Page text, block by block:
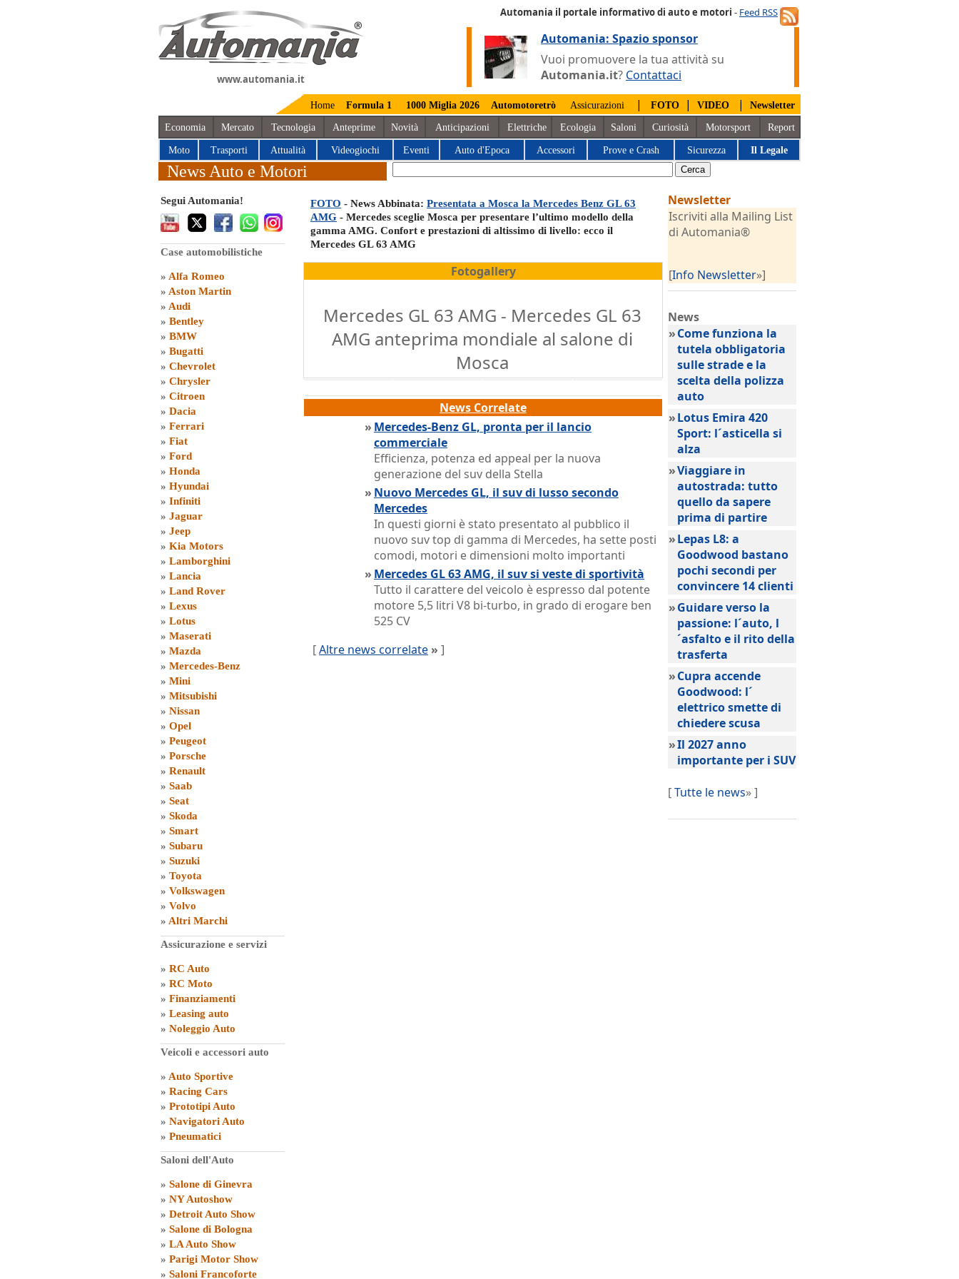
www.automania.it
Automania il portale informativo di auto e motori - Feed RSS
Automania: Spazio sponsor
Vuoi promuovere la tua attività su
Automania.it? Contattaci
Home Formula 1 1000 Miglia 2026 Automotoretrò Assicurazioni | FOTO | VIDEO | Newsletter
Economia Mercato Tecnologia Anteprime Novità Anticipazioni Elettriche Ecologia Saloni Curiosità Motorsport Report
Moto Trasporti Attualità Videogiochi Eventi Auto d'Epoca Accessori Prove e Crash Sicurezza Il Legale
News Auto e Motori
Segui Automania!
Case automobilistiche
» Alfa Romeo
» Aston Martin
» Audi
» Bentley
» BMW
» Bugatti
» Chevrolet
» Chrysler
» Citroen
» Dacia
» Ferrari
» Fiat
» Ford
» Honda
» Hyundai
» Infiniti
» Jaguar
» Jeep
» Kia Motors
» Lamborghini
» Lancia
» Land Rover
» Lexus
» Lotus
» Maserati
» Mazda
» Mercedes-Benz
» Mini
» Mitsubishi
» Nissan
» Opel
» Peugeot
» Porsche
» Renault
» Saab
» Seat
» Skoda
» Smart
» Subaru
» Suzuki
» Toyota
» Volkswagen
» Volvo
» Altri Marchi
Assicurazione e servizi
» RC Auto
» RC Moto
» Finanziamenti
» Leasing auto
» Noleggio Auto
Veicoli e accessori auto
» Auto Sportive
» Racing Cars
» Prototipi Auto
» Navigatori Auto
» Pneumatici
Saloni dell'Auto
» Salone di Ginevra
» NY Autoshow
» Detroit Auto Show
» Salone di Bologna
» LA Auto Show
» Parigi Motor Show
» Saloni Francoforte
FOTO - News Abbinata: Presentata a Mosca la Mercedes Benz GL 63
AMG - Mercedes sceglie Mosca per presentare l’ultimo modello della
gamma AMG. Confort e prestazioni di altissimo di livello: ecco il
Mercedes GL 63 AMG
Fotogallery
Mercedes GL 63 AMG - Mercedes GL 63
AMG anteprima mondiale al salone di
Mosca
News Correlate
» Mercedes-Benz GL, pronta per il lancio
commerciale
Efficienza, potenza ed appeal per la nuova
generazione del suv della Stella
» Nuovo Mercedes GL, il suv di lusso secondo
Mercedes
In questi giorni è stato presentato al pubblico il
nuovo suv top di gamma di Mercedes, ha sette posti
comodi, motori e dimensioni molto importanti
» Mercedes GL 63 AMG, il suv si veste di sportività
Tutto il carattere del veicolo è espresso dal potente
motore 5,5 litri V8 bi-turbo, in grado di erogare ben
525 CV
[Altre news correlate » ]
Newsletter
Iscriviti alla Mailing List
di Automania®
[Info Newsletter»]
News
»Come funziona la
tutela obbligatoria
sulle strade e la
scelta della polizza
auto
»Lotus Emira 420
Sport: l´asticella si
alza
»Viaggiare in
autostrada: tutto
quello da sapere
prima di partire
»Lepas L8: a
Goodwood bastano
pochi secondi per
convincere 14 clienti
»Guidare verso la
passione: l´auto, l
´asfalto e il rito della
trasferta
»Cupra accende
Goodwood: l´
elettrico smette di
chiedere scusa
»Il 2027 anno
importante per i SUV
[Tutte le news» ]